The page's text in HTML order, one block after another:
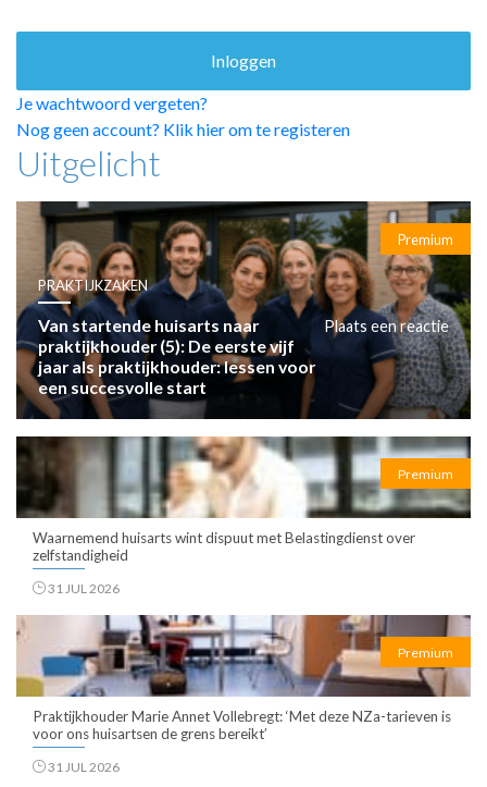
PRAKTIJKZAKEN
TARIEVEN
VPHUISARTSEN
MEDISCHE VAKHANDEL
INLOGGEN
REGISTRATIE
Je wachtwoord vergeten?
Nog geen account? Klik hier om te registeren
Uitgelicht
Premium
PRAKTIJKZAKEN
Van startende huisarts naar
praktijkhouder (5): De eerste vijf
jaar als praktijkhouder: lessen voor
een succesvolle start
Plaats een reactie
Premium
Waarnemend huisarts wint dispuut met Belastingdienst over
zelfstandigheid
31 JUL 2026
Premium
Praktijkhouder Marie Annet Vollebregt: ‘Met deze NZa-tarieven is
voor ons huisartsen de grens bereikt’
31 JUL 2026